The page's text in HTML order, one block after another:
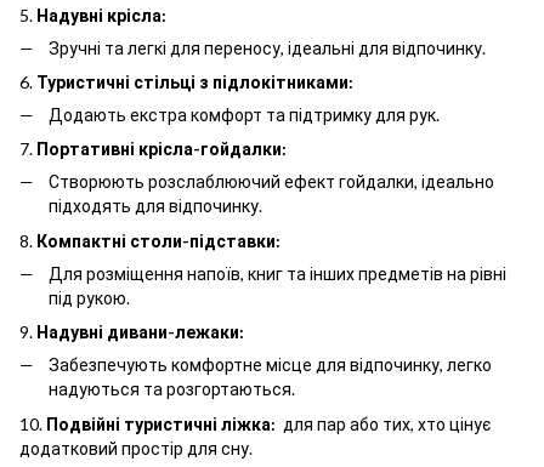
5. Надувні крісла:
Зручні та легкі для переносу, ідеальні для відпочинку.
6. Туристичні стільці з підлокітниками:
Додають екстра комфорт та підтримку для рук.
7. Портативні крісла-гойдалки:
Створюють розслаблюючий ефект гойдалки, ідеально
підходять для відпочинку.
8. Компактні столи-підставки:
Для розміщення напоїв, книг та інших предметів на рівні
під рукою.
9. Надувні дивани-лежаки:
Забезпечують комфортне місце для відпочинку, легко
надуються та розгортаються.
10. Подвійні туристичні ліжка: для пар або тих, хто цінує
додатковий простір для сну.